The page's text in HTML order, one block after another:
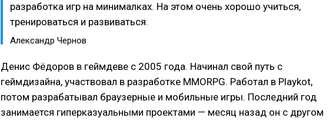
разработка игр на минималках. На этом очень хорошо учиться,
тренироваться и развиваться.
Александр Чернов
Денис Фёдоров в геймдеве с 2005 года. Начинал свой путь с
геймдизайна, участвовал в разработке MMORPG. Работал в Playkot,
потом разрабатывал браузерные и мобильные игры. Последний год
занимается гиперказуальными проектами — месяц назад он с другом